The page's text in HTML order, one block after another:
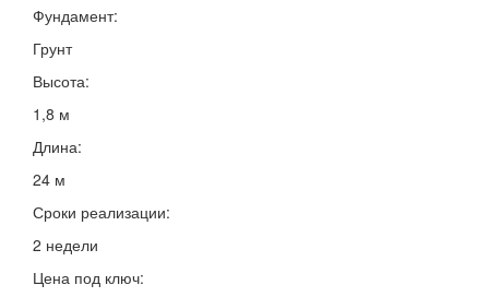
Фундамент:
Грунт
Высота:
1,8 м
Длина:
24 м
Сроки реализации:
2 недели
Цена под ключ: